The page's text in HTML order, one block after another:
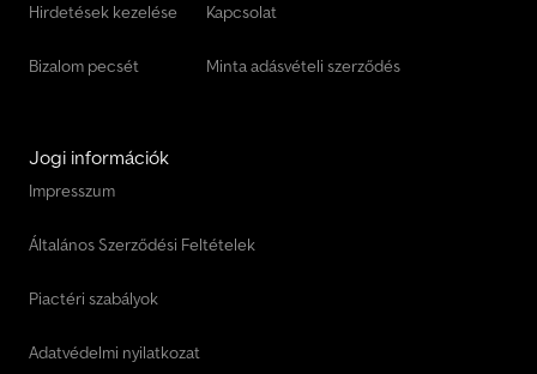
Hirdetések kezelése
Bizalom pecsét
Kapcsolat
Minta adásvételi szerződés
Jogi információk
Impresszum
Általános Szerződési Feltételek
Piactéri szabályok
Adatvédelmi nyilatkozat